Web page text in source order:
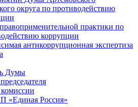
округа по противодействию
практики по
коррупции
антикоррупционная экспертиза
Думы
«Единая Россия»